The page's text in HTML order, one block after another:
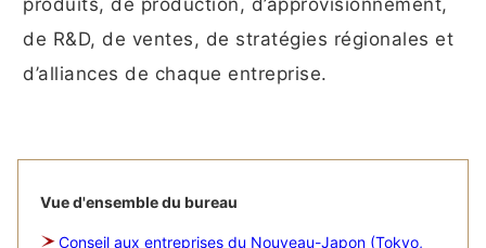
produits, de production, d’approvisionnement,
de R&D, de ventes, de stratégies régionales et
d’alliances de chaque entreprise.
Vue d'ensemble du bureau
Conseil aux entreprises du Nouveau-Japon (Tokyo,